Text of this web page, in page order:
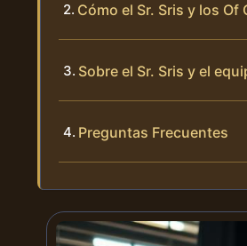
Cómo el Sr. Sris y los
Sobre el Sr. Sris y el
Preguntas Frecuentes